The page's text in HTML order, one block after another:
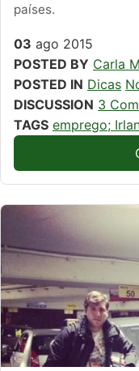
países.
03 ago 2015
POSTED BY Carla
POSTED IN Dicas
DISCUSSION 3
TAGS emprego;